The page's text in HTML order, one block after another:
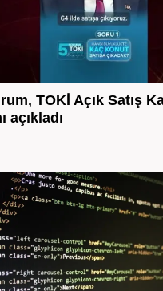
TOKİ Açık Satış
açıkladı